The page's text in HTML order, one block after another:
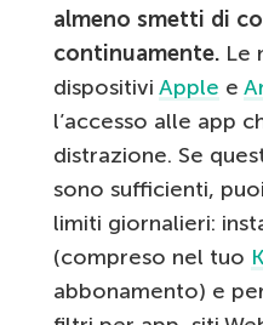
almeno smetti di
continuamente. Le
dispositivi Apple e
l’accesso alle app
distrazione. Se
sono sufficienti,
limiti giornalieri:
(compreso nel tuo
abbonamento) e